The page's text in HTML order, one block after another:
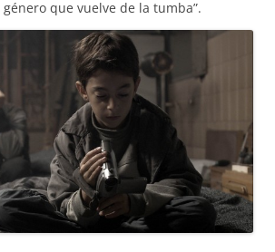
que vuelve de la tumba”.